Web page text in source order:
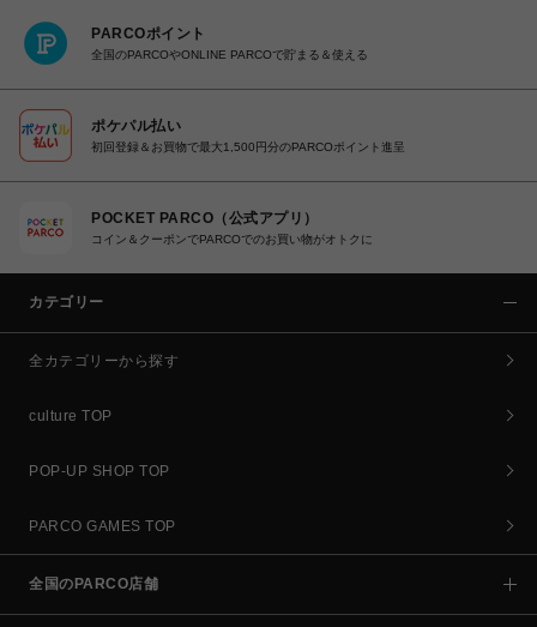
PARCOポイント
全国のPARCOやONLINE PARCOで貯まる＆使える
ポケパル払い
初回登録＆お買物で最大1,500円分のPARCOポイント進呈
POCKET PARCO（公式アプリ）
コイン＆クーポンでPARCOでのお買い物がオトクに
カテゴリー
全カテゴリーから探す
culture TOP
POP-UP SHOP TOP
PARCO GAMES TOP
全国のPARCO店舗